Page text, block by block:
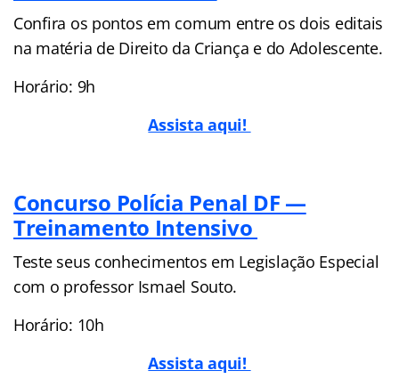
Confira os pontos em comum entre os dois editais
na matéria de Direito da Criança e do Adolescente.
Horário: 9h
Assista aqui!
Concurso Polícia Penal DF —
Treinamento Intensivo
Teste seus conhecimentos em Legislação Especial
com o professor Ismael Souto.
Horário: 10h
Assista aqui!